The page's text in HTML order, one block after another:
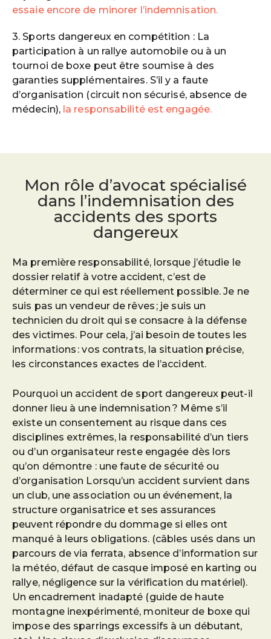
essaie encore de minorer l’indemnisation.
3. Sports dangereux en compétition : La
participation à un rallye automobile ou à un
tournoi de boxe peut être soumise à des
garanties supplémentaires. S’il y a faute
d’organisation (circuit non sécurisé, absence de
médecin), la responsabilité est engagée.
Mon rôle d’avocat spécialisé
dans l’indemnisation des
accidents des sports
dangereux
Ma première responsabilité, lorsque j’étudie le
dossier relatif à votre accident, c’est de
déterminer ce qui est réellement possible. Je ne
suis pas un vendeur de rêves ; je suis un
technicien du droit qui se consacre à la défense
des victimes. Pour cela, j’ai besoin de toutes les
informations : vos contrats, la situation précise,
les circonstances exactes de l’accident.
Pourquoi un accident de sport dangereux peut-il
donner lieu à une indemnisation ? Même s’il
existe un consentement au risque dans ces
disciplines extrêmes, la responsabilité d’un tiers
ou d’un organisateur reste engagée dès lors
qu’on démontre : une faute de sécurité ou
d’organisation Lorsqu’un accident survient dans
un club, une association ou un événement, la
structure organisatrice et ses assurances
peuvent répondre du dommage si elles ont
manqué à leurs obligations. (câbles usés dans un
parcours de via ferrata, absence d’information sur
la météo, défaut de casque imposé en karting ou
rallye, négligence sur la vérification du matériel).
Un encadrement inadapté (guide de haute
montagne inexpérimenté, moniteur de boxe qui
impose des sparrings excessifs à un débutant,